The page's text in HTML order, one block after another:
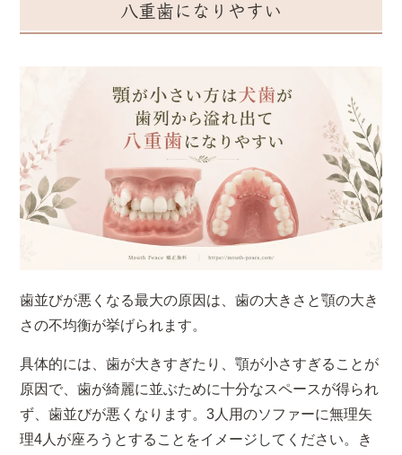
八重歯になりやすい
歯並びが悪くなる最大の原因は、歯の大きさと顎の大き
さの不均衡が挙げられます。
具体的には、歯が大きすぎたり、顎が小さすぎることが
原因で、歯が綺麗に並ぶために十分なスペースが得られ
ず、歯並びが悪くなります。3人用のソファーに無理矢
理4人が座ろうとすることをイメージしてください。き